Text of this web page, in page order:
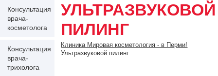
УЛЬТРАЗВУКОВОЙ
ПИЛИНГ
Клиника Мировая косметология - в Перми!
Ультразвуковой пилинг
Консультация
врача-
косметолога
Консультация
врача-
трихолога